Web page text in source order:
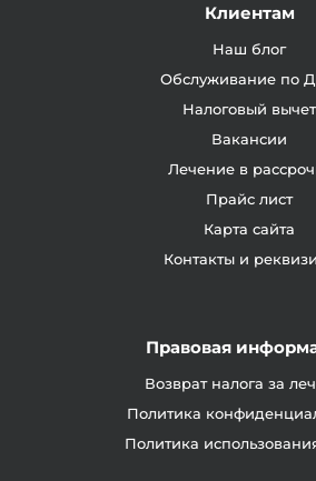
Клиентам
Наш блог
Обслуживание по
Налоговый вычет
Вакансии
Лечение в
Прайс лист
Карта сайта
Контакты и
Правовая
Возврат налога за
Политика
Политика